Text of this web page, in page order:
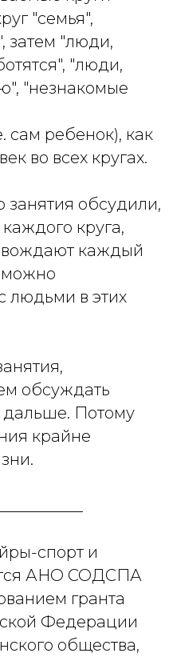
"семья",
затем "люди,
"люди,
"незнакомые
сам ребенок), как
во всех кругах.
занятия обсудили,
круга,
каждый
можно
людьми в этих
обсуждать
дальше. Потому
крайне
спорт и
АНО СОДСПА
гранта
Федерации
общества,